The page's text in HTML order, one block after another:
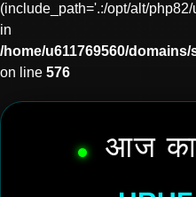
(include_path='.:/opt/alt/
in
/home/u611769560/
on line 576
आज